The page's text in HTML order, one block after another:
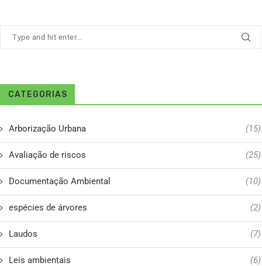
CATEGORIAS
Arborização Urbana (15)
Avaliação de riscos (25)
Documentação Ambiental (10)
espécies de árvores (2)
Laudos (7)
Leis ambientais (6)